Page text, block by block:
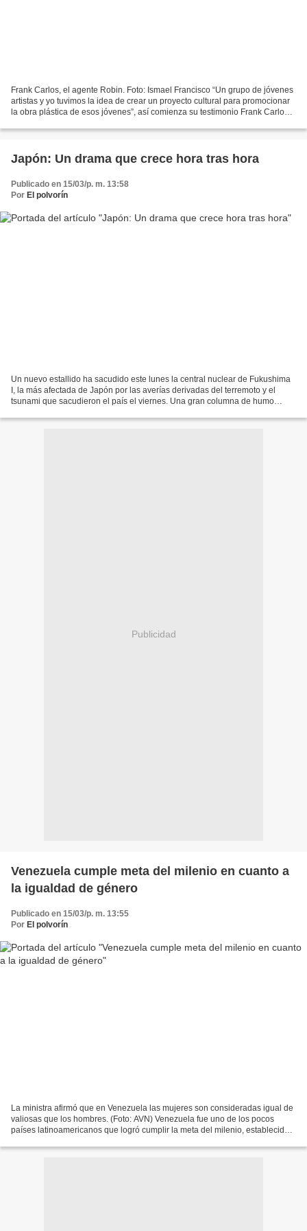
Frank Carlos, el agente Robin. Foto: Ismael Francisco “Un grupo de jóvenes
artistas y yo tuvimos la idea de crear un proyecto cultural para promocionar
la obra plástica de esos jóvenes”, así comienza su testimonio Frank Carlos
Japón: Un drama que crece hora tras hora
Publicado en 15/03/p. m. 13:58
Por El polvorín
Un nuevo estallido ha sacudido este lunes la central nuclear de Fukushima
I, la más afectada de Japón por las averías derivadas del terremoto y el
tsunami que sacudieron el país el viernes. Una gran columna de humo
Publicidad
Venezuela cumple meta del milenio en cuanto a
la igualdad de género
Publicado en 15/03/p. m. 13:55
Por El polvorín
La ministra afirmó que en Venezuela las mujeres son consideradas igual de
valiosas que los hombres. (Foto: AVN) Venezuela fue uno de los pocos
países latinoamericanos que logró cumplir la meta del milenio, establecida